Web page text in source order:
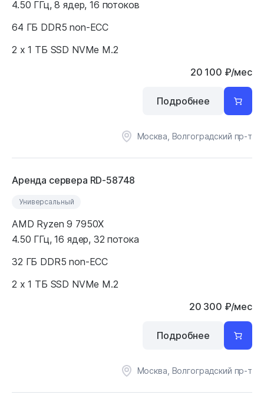
4.50 ГГц, 8 ядер, 16 потоков
64 ГБ DDR5 non-ECC
2 x 1 ТБ SSD NVMe M.2
20 100 ₽/мес
Москва, Волгоградский пр-т
Подробнее
Аренда сервера RD-58748
Универсальный
AMD Ryzen 9 7950X
4.50 ГГц, 16 ядер, 32 потока
32 ГБ DDR5 non-ECC
2 x 1 ТБ SSD NVMe M.2
20 300 ₽/мес
Москва, Волгоградский пр-т
Подробнее